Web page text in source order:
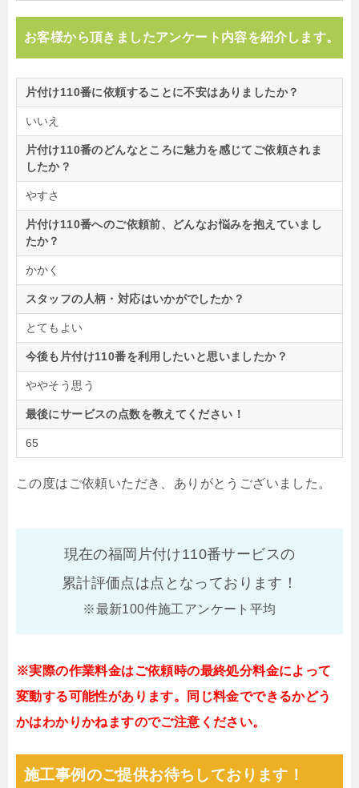
お客様から頂きましたアンケート内容を紹介します。
片付け110番に依頼することに不安はありましたか？
いいえ
片付け110番のどんなところに魅力を感じてご依頼されま
したか？
やすさ
片付け110番へのご依頼前、どんなお悩みを抱えていまし
たか？
かかく
スタッフの人柄・対応はいかがでしたか？
とてもよい
今後も片付け110番を利用したいと思いましたか？
ややそう思う
最後にサービスの点数を教えてください！
65
この度はご依頼いただき、ありがとうございました。
現在の福岡片付け110番サービスの
累計評価点は点となっております！
※最新100件施工アンケート平均
※実際の作業料金はご依頼時の最終処分料金によって
変動する可能性があります。同じ料金でできるかどう
かはわかりかねますのでご注意ください。
施工事例のご提供お待ちしております！